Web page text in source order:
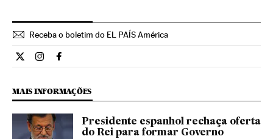
Receba o boletim do EL PAÍS América
Opiniao El País Brasil en Twitter
Opiniao El País Brasil en Instagram
Opiniao El País Brasil en Facebook
MAIS INFORMAÇÕES
Presidente espanhol rechaça oferta
do Rei para formar Governo